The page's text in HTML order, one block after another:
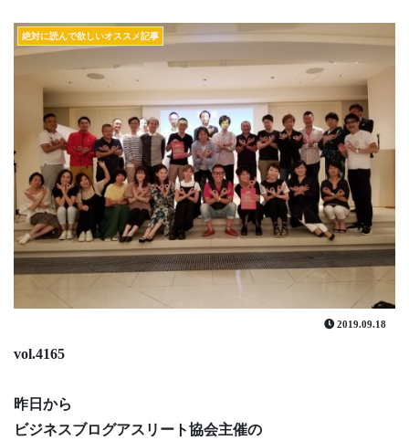
絶対に読んで欲しいオススメ記事
2019.09.18
vol.4165
昨日から
ビジネスブログアスリート協会主催の